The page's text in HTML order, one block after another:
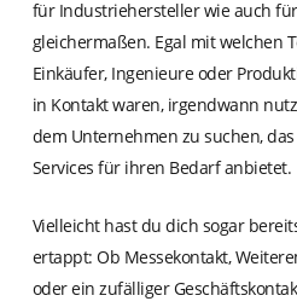
für Industriehersteller wie auch
gleichermaßen. Egal mit welchen
Einkäufer, Ingenieure oder
in Kontakt waren, irgendwann
dem Unternehmen zu suchen,
Services für ihren Bedarf anbietet.
Vielleicht hast du dich sogar
ertappt: Ob Messekontakt,
oder ein zufälliger